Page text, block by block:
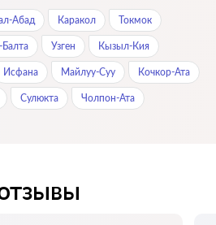
Абад Каракол Токмок
Балта Узген Кызыл-Кия
Исфана Майлуу-Суу Кочкор-Ата
Сулюкта Чолпон-Ата